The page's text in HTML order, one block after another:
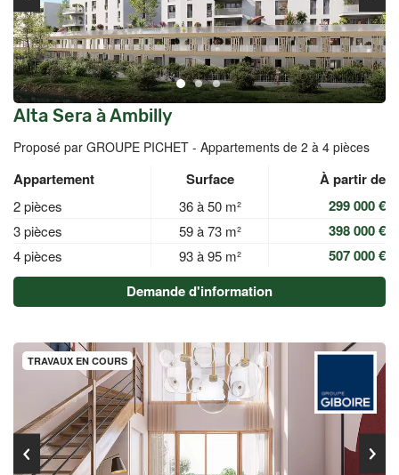
Alta Sera à Ambilly
Proposé par GROUPE PICHET - Appartements de 2 à 4 pièces
Appartement Surface À partir de
2 pièces 36 à 50 m² 299 000 €
3 pièces 59 à 73 m² 398 000 €
4 pièces 93 à 95 m²
507 000 €
Demande d'information
TRAVAUX EN COURS